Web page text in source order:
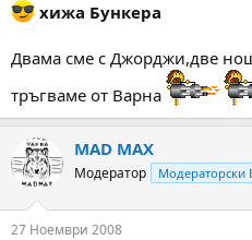
хижа Бункера
Двама сме с Джорджи,две
тръгваме от Варна
MAD MAX
Модератор Модераторски
27 Ноември 2008